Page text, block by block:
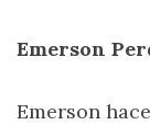
Emerson
Emerson